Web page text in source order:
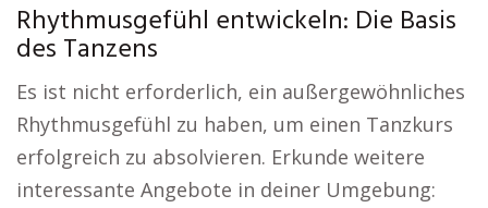
Rhythmusgefühl entwickeln: Die Basis
des Tanzens
Es ist nicht erforderlich, ein außergewöhnliches
Rhythmusgefühl zu haben, um einen Tanzkurs
erfolgreich zu absolvieren. Erkunde weitere
interessante Angebote in deiner Umgebung: